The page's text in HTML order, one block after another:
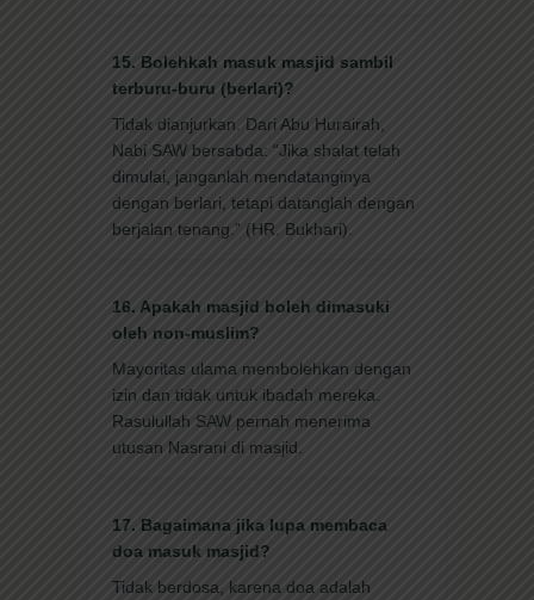
15. Bolehkah masuk masjid sambil
terburu-buru (berlari)?
Tidak dianjurkan. Dari Abu Hurairah,
Nabi SAW bersabda: “Jika shalat telah
dimulai, janganlah mendatanginya
dengan berlari, tetapi datanglah dengan
berjalan tenang.” (HR. Bukhari).
16. Apakah masjid boleh dimasuki
oleh non-muslim?
Mayoritas ulama membolehkan dengan
izin dan tidak untuk ibadah mereka.
Rasulullah SAW pernah menerima
utusan Nasrani di masjid.
17. Bagaimana jika lupa membaca
doa masuk masjid?
Tidak berdosa, karena doa adalah